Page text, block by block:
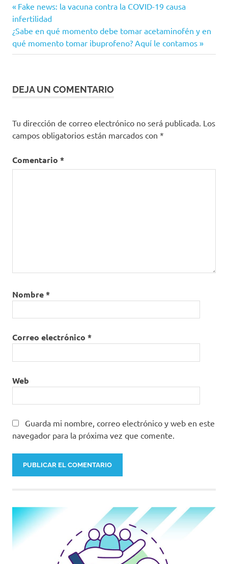
complicaciones
consecuencias
Día
del
Mundial
recomendaciones
Navegación
de
entradas
Entrada
anterior:
Fake news: la vacuna contra la COVID-19 causa
infertilidad
Siguiente
entrada:
¿Sabe en qué momento debe tomar acetaminofén y en
qué momento tomar ibuprofeno? Aquí le contamos
DEJA UN COMENTARIO
Tu dirección de correo electrónico no será publicada. Los
campos obligatorios están marcados con *
Comentario *
Nombre*
Correo electrónico *
Web
Guarda mi nombre, correo electrónico y web en este
navegador para la próxima vez que comente.